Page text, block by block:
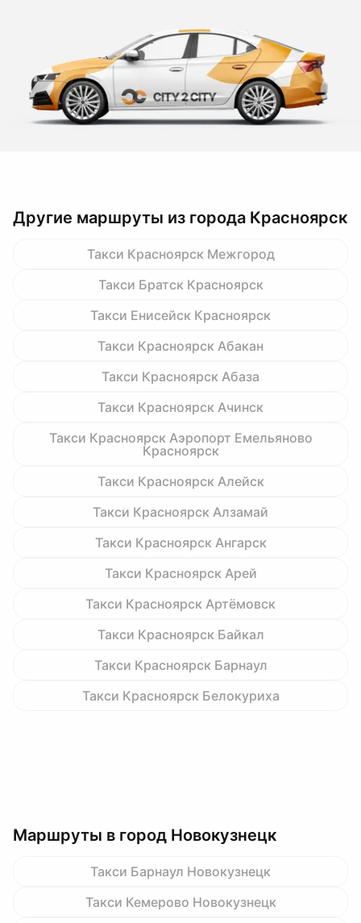
Другие маршруты из города Красноярск
Такси Красноярск Межгород
Такси Братск Красноярск
Такси Енисейск Красноярск
Такси Красноярск Абакан
Такси Красноярск Абаза
Такси Красноярск Ачинск
Такси Красноярск Аэропорт Емельяново
Красноярск
Такси Красноярск Алейск
Такси Красноярск Алзамай
Такси Красноярск Ангарск
Такси Красноярск Арей
Такси Красноярск Артёмовск
Такси Красноярск Байкал
Такси Красноярск Барнаул
Такси Красноярск Белокуриха
Маршруты в город Новокузнецк
Такси Барнаул Новокузнецк
Такси Кемерово Новокузнецк